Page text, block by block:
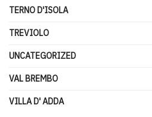
TERNO D'ISOLA
TREVIOLO
UNCATEGORIZED
VAL BREMBO
VILLA D' ADDA